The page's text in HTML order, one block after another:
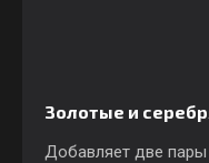
Золотые и
Добавляет две пары